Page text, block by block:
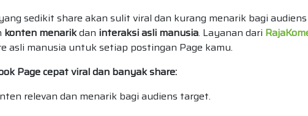
sedikit share akan sulit viral dan kurang menarik bagi
konten menarikdan interaksi asli manusia. Layanan dari
asli manusia untuk setiap postingan Page kamu.
Page cepat viral dan banyak share:
relevan dan menarik bagi audiens target.